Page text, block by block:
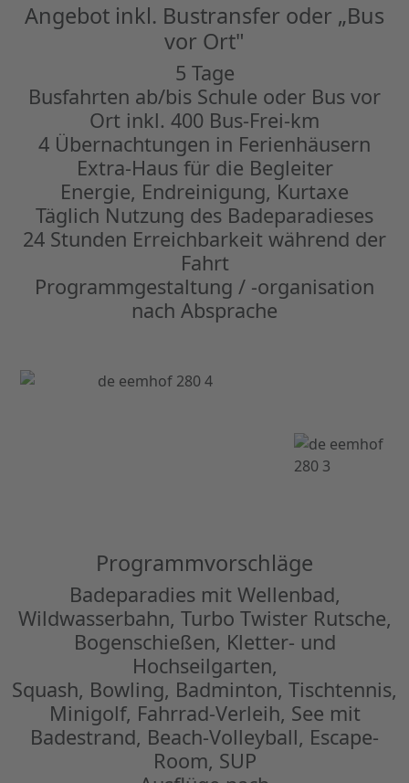
Angebot inkl. Bustransfer oder „Bus
vor Ort"
5 Tage
Busfahrten ab/bis Schule oder Bus vor
Ort inkl. 400 Bus-Frei-km
4 Übernachtungen in Ferienhäusern
Extra-Haus für die Begleiter
Energie, Endreinigung, Kurtaxe
Täglich Nutzung des Badeparadieses
24 Stunden Erreichbarkeit während der
Fahrt
Programmgestaltung / -organisation
nach Absprache
Programmvorschläge
Badeparadies mit Wellenbad,
Wildwasserbahn, Turbo Twister Rutsche,
Bogenschießen, Kletter- und
Hochseilgarten,
Squash, Bowling, Badminton, Tischtennis,
Minigolf, Fahrrad-Verleih, See mit
Badestrand, Beach-Volleyball, Escape-
Room, SUP